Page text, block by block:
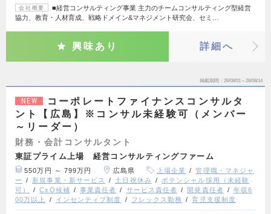
会社概要
■経営コンサルティング事業 主力のチームコンサルティング型経営
協力、教育・人材育成、戦略ドメイン&マネジメント研究会、セミ…
興味あり 詳細へ
掲載期間 26/08/01～26/08/14
NEW
コーポレートファイナンスコンサルタ
ント【広島】※コンサル未経験可（メンバー
～リーダー）
財務・会計コンサルタント
東証プライム上場 経営コンサルティングファーム
550万円 ～ 799万円 広島県 上場企業
管理職・マネジャ
ー
新規事業・新サービス 土日祝休み
ポテンシャル採用（未経験
可）
CxO候補 事業責任者 サービス責任者 開発責任者
年収6
00万以上
インセンティブ制度 フレックス勤務 育児支援制度